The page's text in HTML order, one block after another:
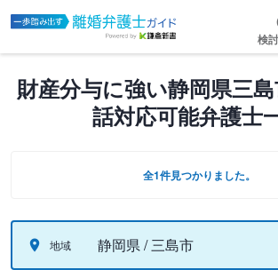
検
財産分与に強い静岡県三
話対応可能弁護士
全1件見つかりました。
地域 静岡県 / 三島市